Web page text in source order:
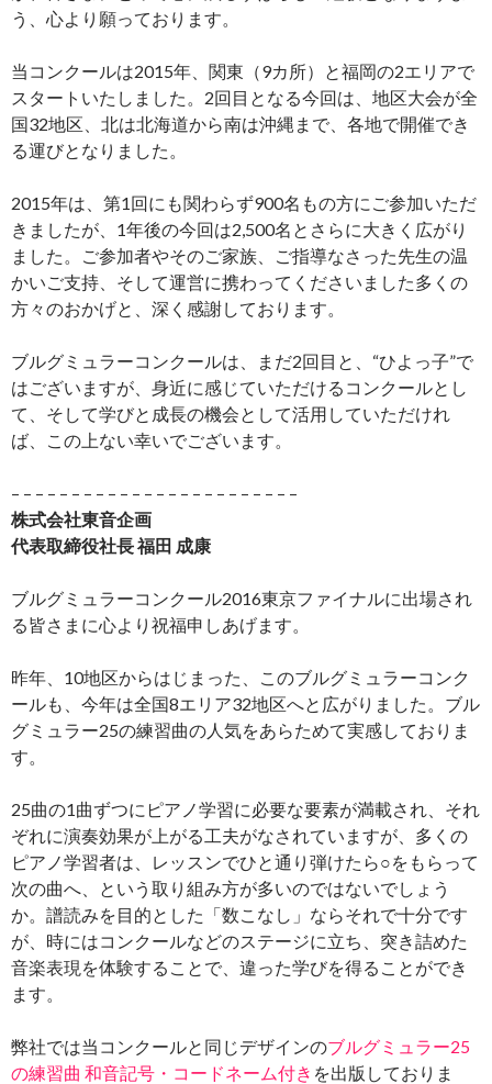
う、心より願っております。
当コンクールは2015年、関東（9カ所）と福岡の2エリアで
スタートいたしました。2回目となる今回は、地区大会が全
国32地区、北は北海道から南は沖縄まで、各地で開催でき
る運びとなりました。
2015年は、第1回にも関わらず900名もの方にご参加いただ
きましたが、1年後の今回は2,500名とさらに大きく広がり
ました。ご参加者やそのご家族、ご指導なさった先生の温
かいご支持、そして運営に携わってくださいました多くの
方々のおかげと、深く感謝しております。
ブルグミュラーコンクールは、まだ2回目と、“ひよっ子”で
はございますが、身近に感じていただけるコンクールとし
て、そして学びと成長の機会として活用していただけれ
ば、この上ない幸いでございます。
– – – – – – – – – – – – – – – – – – – – – – – –
株式会社東音企画
代表取締役社長 福田 成康
ブルグミュラーコンクール2016東京ファイナルに出場され
る皆さまに心より祝福申しあげます。
昨年、10地区からはじまった、このブルグミュラーコンク
ールも、今年は全国8エリア32地区へと広がりました。ブル
グミュラー25の練習曲の人気をあらためて実感しておりま
す。
25曲の1曲ずつにピアノ学習に必要な要素が満載され、それ
ぞれに演奏効果が上がる工夫がなされていますが、多くの
ピアノ学習者は、レッスンでひと通り弾けたら○をもらって
次の曲へ、という取り組み方が多いのではないでしょう
か。譜読みを目的とした「数こなし」ならそれで十分です
が、時にはコンクールなどのステージに立ち、突き詰めた
音楽表現を体験することで、違った学びを得ることができ
ます。
弊社では当コンクールと同じデザインのブルグミュラー25
の練習曲 和音記号・コードネーム付き を出版しておりま